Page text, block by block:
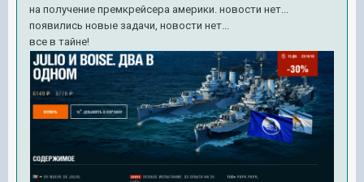
на получение премкрейсера америки. новости нет...
появились новые задачи, новости нет...
все в тайне!